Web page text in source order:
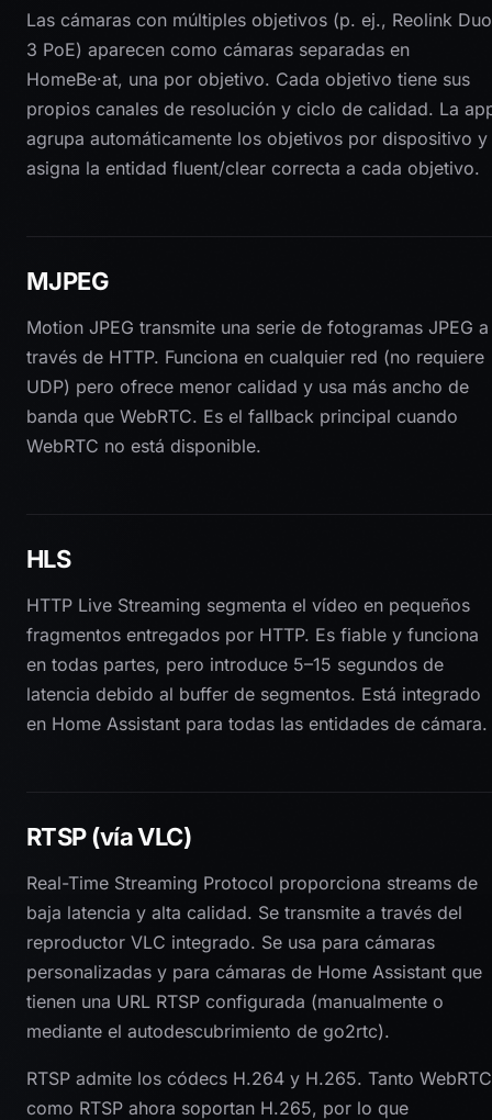
Las cámaras con múltiples objetivos (p. ej., Reolink Duo
3 PoE) aparecen como cámaras separadas en
HomeBe·at, una por objetivo. Cada objetivo tiene sus
propios canales de resolución y ciclo de calidad. La
agrupa automáticamente los objetivos por dispositivo y
asigna la entidad fluent/clear correcta a cada objetivo.
MJPEG
Motion JPEG transmite una serie de fotogramas JPEG a
través de HTTP. Funciona en cualquier red (no requiere
UDP) pero ofrece menor calidad y usa más ancho de
banda que WebRTC. Es el fallback principal cuando
WebRTC no está disponible.
HLS
HTTP Live Streaming segmenta el vídeo en pequeños
fragmentos entregados por HTTP. Es fiable y funciona
en todas partes, pero introduce 5–15 segundos de
latencia debido al buffer de segmentos. Está integrado
en Home Assistant para todas las entidades de cámara.
RTSP (vía VLC)
Real-Time Streaming Protocol proporciona streams de
baja latencia y alta calidad. Se transmite a través del
reproductor VLC integrado. Se usa para cámaras
personalizadas y para cámaras de Home Assistant que
tienen una URL RTSP configurada (manualmente o
mediante el autodescubrimiento de go2rtc).
RTSP admite los códecs H.264 y H.265. Tanto WebRTC
como RTSP ahora soportan H.265, por lo que